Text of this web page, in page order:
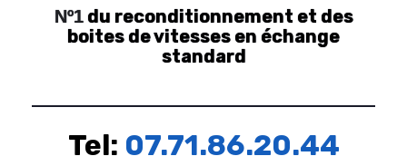
Nº1du reconditionnement et des
boites de vitesses en échange
standard
Tel: 07.71.86.20.44